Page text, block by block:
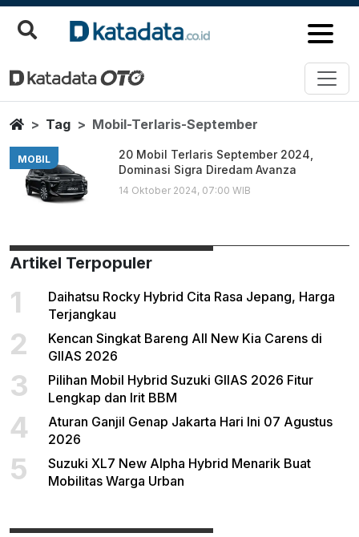
Mobil Terlaris September
Berita Terbaru
HomeTag Mobil-Terlaris-September
MOBIL
20 Mobil Terlaris September 2024,
Dominasi Sigra Diredam Avanza
14 Oktober 2024, 07:00 WIB
Artikel Terpopuler
1
Daihatsu Rocky Hybrid Cita Rasa Jepang, Harga
Terjangkau
2
Kencan Singkat Bareng All New Kia Carens di
GIIAS 2026
3
Pilihan Mobil Hybrid Suzuki GIIAS 2026 Fitur
Lengkap dan Irit BBM
4
Aturan Ganjil Genap Jakarta Hari Ini 07 Agustus
2026
5
Suzuki XL7 New Alpha Hybrid Menarik Buat
Mobilitas Warga Urban